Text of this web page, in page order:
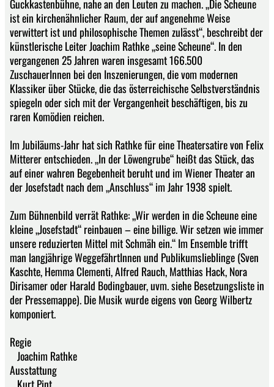
Guckkastenbühne, nahe an den Leuten zu machen. „Die Scheune
ist ein kirchenähnlicher Raum, der auf angenehme Weise
verwittert ist und philosophische Themen zulässt“, beschreibt der
künstlerische Leiter Joachim Rathke „seine Scheune“. In den
vergangenen 25 Jahren waren insgesamt 166.500
ZuschauerInnen bei den Inszenierungen, die vom modernen
Klassiker über Stücke, die das österreichische Selbstverständnis
spiegeln oder sich mit der Vergangenheit beschäftigen, bis zu
raren Komödien reichen.
Im Jubiläums-Jahr hat sich Rathke für eine Theatersatire von Felix
Mitterer entschieden. „In der Löwengrube“ heißt das Stück, das
auf einer wahren Begebenheit beruht und im Wiener Theater an
der Josefstadt nach dem „Anschluss“ im Jahr 1938 spielt.
Zum Bühnenbild verrät Rathke: „Wir werden in die Scheune eine
kleine „Josefstadt“ reinbauen – eine billige. Wir setzen wie immer
unsere reduzierten Mittel mit Schmäh ein.“ Im Ensemble trifft
man langjährige WeggefährtInnen und Publikumslieblinge (Sven
Kaschte, Hemma Clementi, Alfred Rauch, Matthias Hack, Nora
Dirisamer oder Harald Bodingbauer, uvm. siehe Besetzungsliste in
der Pressemappe). Die Musik wurde eigens von Georg Wilbertz
komponiert.
Regie
Joachim Rathke
Ausstattung
Kurt Pint